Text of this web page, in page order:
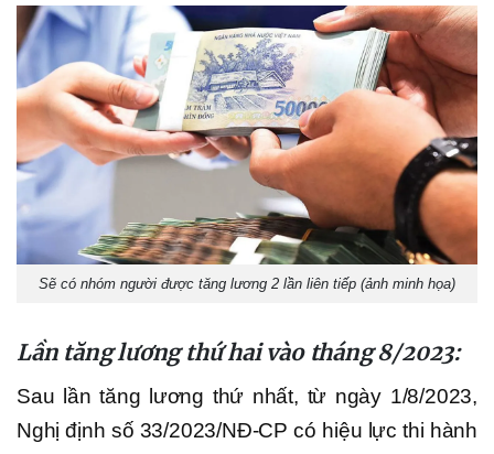
Sẽ có nhóm người được tăng lương 2 lần liên tiếp (ảnh minh họa)
Lần tăng lương thứ hai vào tháng 8/2023:
Sau lần tăng lương thứ nhất, từ ngày 1/8/2023,
Nghị định số 33/2023/NĐ-CP có hiệu lực thi hành